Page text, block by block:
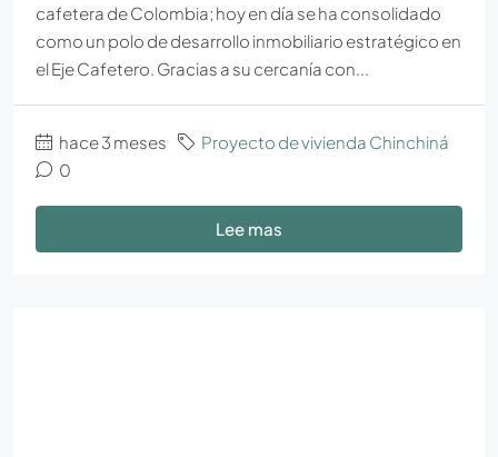
cafetera de Colombia; hoy en día se ha consolidado
como un polo de desarrollo inmobiliario estratégico en
el Eje Cafetero. Gracias a su cercanía con...
hace 3 meses
Proyecto de vivienda Chinchiná
0
Lee mas